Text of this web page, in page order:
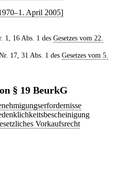
April 2005]
1, 16 Abs. 1 des Gesetzes vom 22.
17, 31 Abs. 1 des Gesetzes vom 5.
§ 19 BeurkG
Vorkaufsrecht